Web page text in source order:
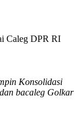
Caleg DPR RI
Konsolidasi
bacaleg Golkar